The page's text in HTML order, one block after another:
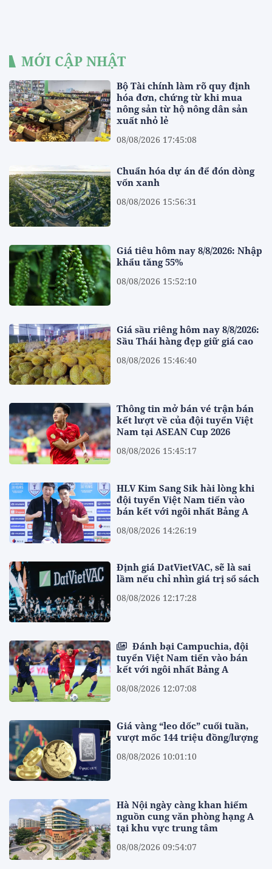
MỚI CẬP NHẬT
Bộ Tài chính làm rõ quy định
hóa đơn, chứng từ khi mua
nông sản từ hộ nông dân sản
xuất nhỏ lẻ
08/08/2026 17:45:08
Chuẩn hóa dự án để đón dòng
vốn xanh
08/08/2026 15:56:31
Giá tiêu hôm nay 8/8/2026: Nhập
khẩu tăng 55%
08/08/2026 15:52:10
Giá sầu riêng hôm nay 8/8/2026:
Sầu Thái hàng đẹp giữ giá cao
08/08/2026 15:46:40
Thông tin mở bán vé trận bán
kết lượt về của đội tuyển Việt
Nam tại ASEAN Cup 2026
08/08/2026 15:45:17
HLV Kim Sang Sik hài lòng khi
đội tuyển Việt Nam tiến vào
bán kết với ngôi nhất Bảng A
08/08/2026 14:26:19
Định giá DatVietVAC, sẽ là sai
lầm nếu chỉ nhìn giá trị sổ sách
08/08/2026 12:17:28
Đánh bại Campuchia, đội
tuyển Việt Nam tiến vào bán
kết với ngôi nhất Bảng A
08/08/2026 12:07:08
Giá vàng “leo dốc” cuối tuần,
vượt mốc 144 triệu đồng/lượng
08/08/2026 10:01:10
Hà Nội ngày càng khan hiếm
nguồn cung văn phòng hạng A
tại khu vực trung tâm
08/08/2026 09:54:07